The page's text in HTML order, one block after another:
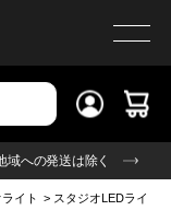
域への発送は除く
イト > スタジオLEDライト(